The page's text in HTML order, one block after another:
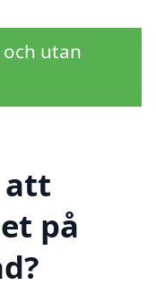
utan
att
på